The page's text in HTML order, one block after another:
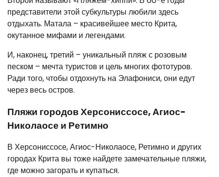
представители этой субкультуры любили здесь
отдыхать. Матала – красивейшее место Крита,
окутанное мифами и легендами.
И, наконец, третий – уникальный пляж с розовым
песком – мечта туристов и цель многих фототуров.
Ради того, чтобы отдохнуть на Элафониси, они едут
через весь остров.
Пляжи городов Херсониссосе, Агиос-
Николаосе и Ретимно
В Херсониссосе, Агиос-Николаосе, Ретимно и других
городах Крита вы тоже найдете замечательные пляжи,
где можно загорать и купаться.